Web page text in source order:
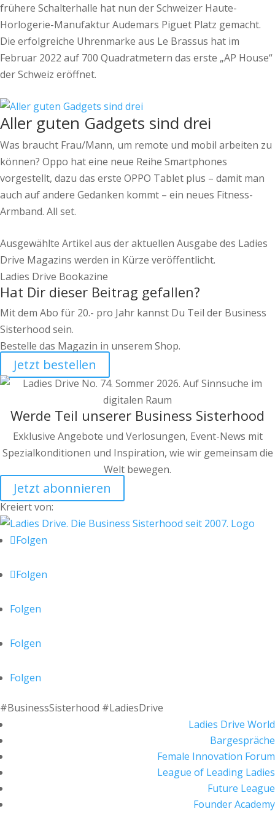
frühere Schalterhalle hat nun der Schweizer Haute-
Horlogerie-Manufaktur Audemars Piguet Platz gemacht.
Die erfolgreiche Uhrenmarke aus Le Brassus hat im
Februar 2022 auf 700 Quadratmetern das erste „AP House“
der Schweiz eröffnet.
Aller guten Gadgets sind drei
Was braucht Frau/Mann, um remote und mobil arbeiten zu
können? Oppo hat eine neue Reihe Smartphones
vorgestellt, dazu das erste OPPO Tablet plus – damit man
auch auf andere Gedanken kommt – ein neues Fitness-
Armband. All set.
Ausgewählte Artikel aus der aktuellen Ausgabe des Ladies
Drive Magazins werden in Kürze veröffentlicht.
Ladies Drive Bookazine
Hat Dir dieser Beitrag gefallen?
Mit dem Abo für 20.- pro Jahr kannst Du Teil der Business
Sisterhood sein.
Bestelle das Magazin in unserem Shop.
Jetzt bestellen
Werde Teil unserer Business Sisterhood
Exklusive Angebote und Verlosungen, Event-News mit
Spezialkonditionen und Inspiration, wie wir gemeinsam die
Welt bewegen.
Jetzt abonnieren
Kreiert von:
Folgen
Folgen
Folgen
Folgen
Folgen
#BusinessSisterhood #LadiesDrive
Ladies Drive World
Bargespräche
Female Innovation Forum
League of Leading Ladies
Future League
Founder Academy